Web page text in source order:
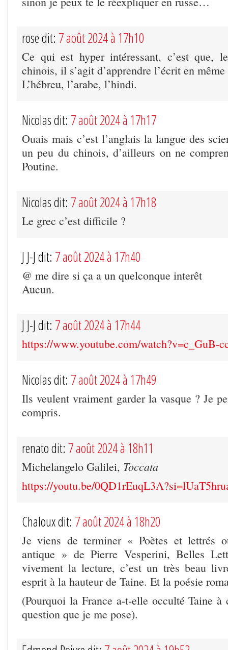
rose dit: 7 août 2024 à 17h10
Ce qui est hyper intéressant, c’est que,
chinois, il s’agit d’apprendre l’écrit en
L’hébreu, l’arabe, l’hindi.
Nicolas dit: 7 août 2024 à 17h17
Ouais mais c’est l’anglais la langue des
un peu du chinois, d’ailleurs on ne
Poutine.
Nicolas dit: 7 août 2024 à 17h18
Le grec c’est difficile ?
J J-J dit: 7 août 2024 à 17h40
@ me dire si ça a un quelconque interêt
Aucun.
J J-J dit: 7 août 2024 à 17h44
https://www.youtube.com/watch?v=c_GuB-
Nicolas dit: 7 août 2024 à 17h49
Ils veulent vraiment garder la vasque ? Je
compris.
renato dit: 7 août 2024 à 18h11
Michelangelo Galilei, Toccata
https://youtu.be/
Chaloux dit: 7 août 2024 à 18h20
Je viens de terminer « Poètes et lettrés
antique » de Pierre Vesperini, Belles
vivement la lecture, c’est un très beau
esprit à la hauteur de Taine. Et la poésie
(Pourquoi la France a-t-elle occulté Taine à
question que je me pose).